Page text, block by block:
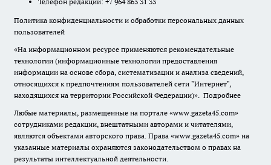
Политика конфиденциальности и обработки персональных данных
пользователей
«На информационном ресурсе применяются рекомендательные
технологии (информационные технологии предоставления
информации на основе сбора, систематизации и анализа сведений,
относящихся к предпочтениям пользователей сети "Интернет",
находящихся на территории Российской Федерации)». Подробнее
Любые материалы, размещенные на портале «www.gazeta45.com»
сотрудниками редакции, внештатными авторами и читателями,
являются объектами авторского права. Права «www.gazeta45.com» на
указанные материалы охраняются законодательством о правах на
результаты интеллектуальной деятельности.